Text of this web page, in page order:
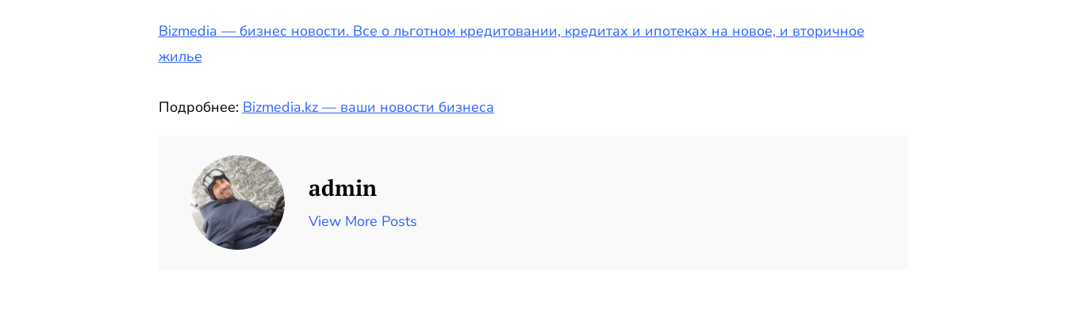
Bizmedia — бизнес новости. Все о льготном кредитовании, кредитах и ипотеках на новое, и вторичное
жилье
Подробнее: Bizmedia.kz — ваши новости бизнеса
admin
View More Posts